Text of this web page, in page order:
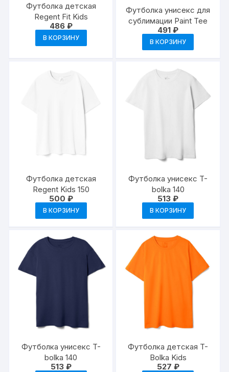
Футболка детская
Regent Fit Kids
486 ₽
В КОРЗИНУ
Футболка унисекс для
сублимации Paint Tee
491₽
В КОРЗИНУ
Футболка детская
Regent Kids 150
500 ₽
В КОРЗИНУ
Футболка унисекс T-
bolka 140
513₽
В КОРЗИНУ
Футболка унисекс T-
bolka 140
513 ₽
Футболка детская T-
Bolka Kids
527 ₽